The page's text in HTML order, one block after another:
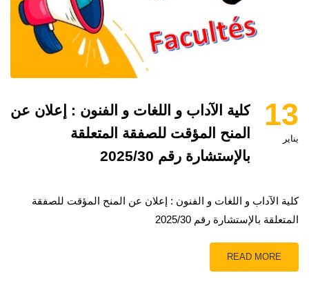
13
يناير
كلية الآداب و اللغات و الفنون : إعلان عن
المنح المؤقت للصفقة المتعلقة
بالإستشارة رقم 2025/30
كلية الآداب و اللغات و الفنون : إعلان عن المنح المؤقت للصفقة
المتعلقة بالإستشارة رقم 2025/30
READ MORE